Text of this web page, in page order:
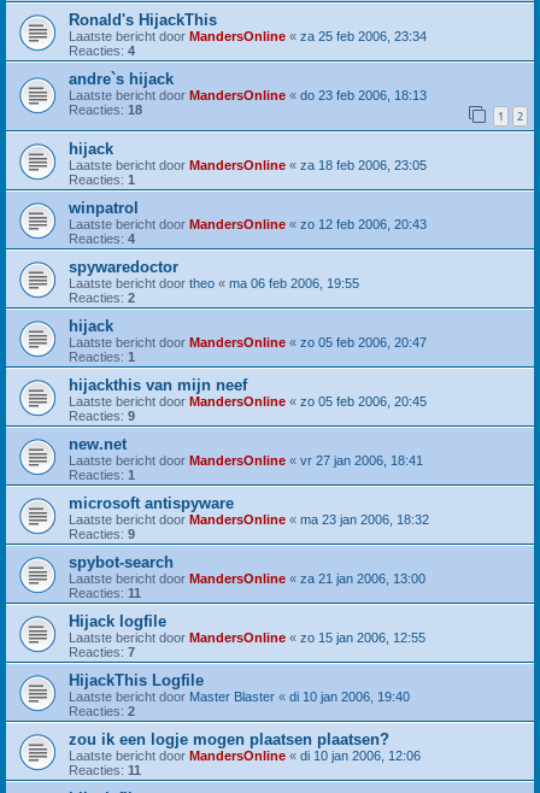
Ronald's HijackThis
Laatste bericht door MandersOnline « za 25 feb 2006, 23:34
Reacties: 4
andre`s hijack
Laatste bericht door MandersOnline « do 23 feb 2006, 18:13
Reacties: 18 1 2
hijack
Laatste bericht door MandersOnline « za 18 feb 2006, 23:05
Reacties: 1
winpatrol
Laatste bericht door MandersOnline « zo 12 feb 2006, 20:43
Reacties: 4
spywaredoctor
Laatste bericht door theo « ma 06 feb 2006, 19:55
Reacties: 2
hijack
Laatste bericht door MandersOnline « zo 05 feb 2006, 20:47
Reacties: 1
hijackthis van mijn neef
Laatste bericht door MandersOnline « zo 05 feb 2006, 20:45
Reacties: 9
new.net
Laatste bericht door MandersOnline « vr 27 jan 2006, 18:41
Reacties: 1
microsoft antispyware
Laatste bericht door MandersOnline « ma 23 jan 2006, 18:32
Reacties: 9
spybot-search
Laatste bericht door MandersOnline « za 21 jan 2006, 13:00
Reacties: 11
Hijack logfile
Laatste bericht door MandersOnline « zo 15 jan 2006, 12:55
Reacties: 7
HijackThis Logfile
Laatste bericht door Master Blaster « di 10 jan 2006, 19:40
Reacties: 2
zou ik een logje mogen plaatsen plaatsen?
Laatste bericht door MandersOnline « di 10 jan 2006, 12:06
Reacties: 11